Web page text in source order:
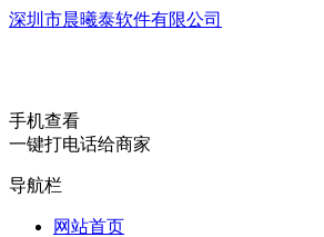
深圳市晨曦泰软件有限公司
手机查看
一键打电话给商家
导航栏
网站首页